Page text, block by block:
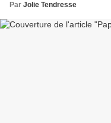
Par Jolie Tendresse